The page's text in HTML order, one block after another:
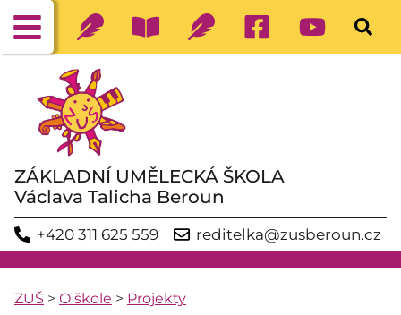
ZÁKLADNÍ UMĚLECKÁ ŠKOLA
Václava Talicha Beroun
+420 311 625 559 reditelka@zusberoun.cz
ZUŠ > O škole > Projekty